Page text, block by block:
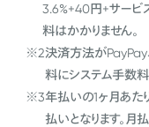
3.6%+40円+サービ
料はかかりません。
※2決済方法がPayPay
料にシステム手数料
※3年払いの1ヶ月あた
払いとなります。月